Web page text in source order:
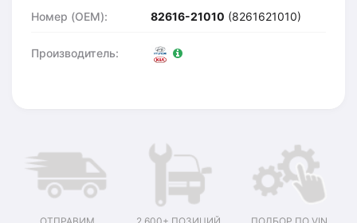
Номер (OEM): 82616-21010 (8261621010)
Производитель: